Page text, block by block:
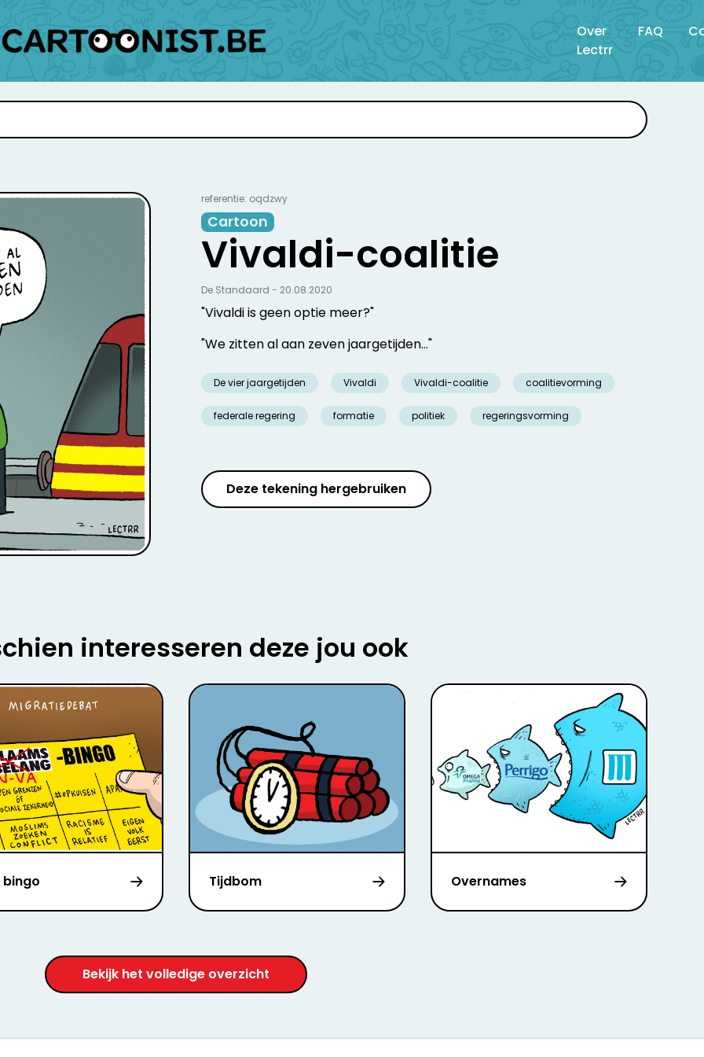
Over
Lectrr
FAQ
referentie: oqdzwy
Cartoon
Vivaldi-coalitie
"Vivaldi is geen optie meer?"
"We zitten al aan zeven jaargetijden..."
De vier jaargetijden Vivaldi Vivaldi-coalitie coalitievorming
federale regering formatie politiek regeringsvorming
De Standaard - 20.08.2020
Deze tekening hergebruiken
interesseren deze jou ook
bingo Tijdbom Overnames
Bekijk het volledige overzicht